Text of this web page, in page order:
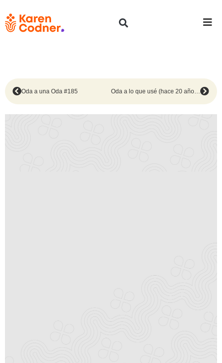
Oda a una Oda #185 Oda a lo que usé (hace 20 años) #187